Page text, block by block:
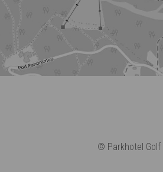
© Parkhotel Golf